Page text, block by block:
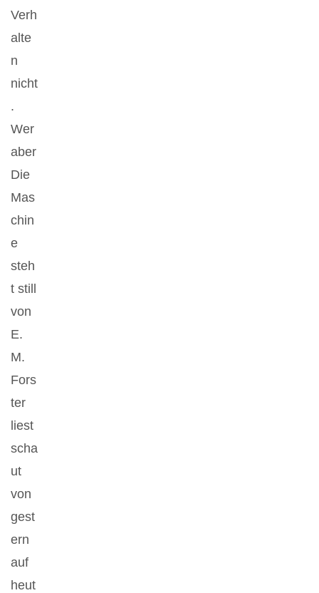
Verh
alte
n
nicht
.
Wer
aber
Die
Mas
chin
e
steh
t still
von
E.
M.
Fors
ter
liest
scha
ut
von
gest
ern
auf
heut